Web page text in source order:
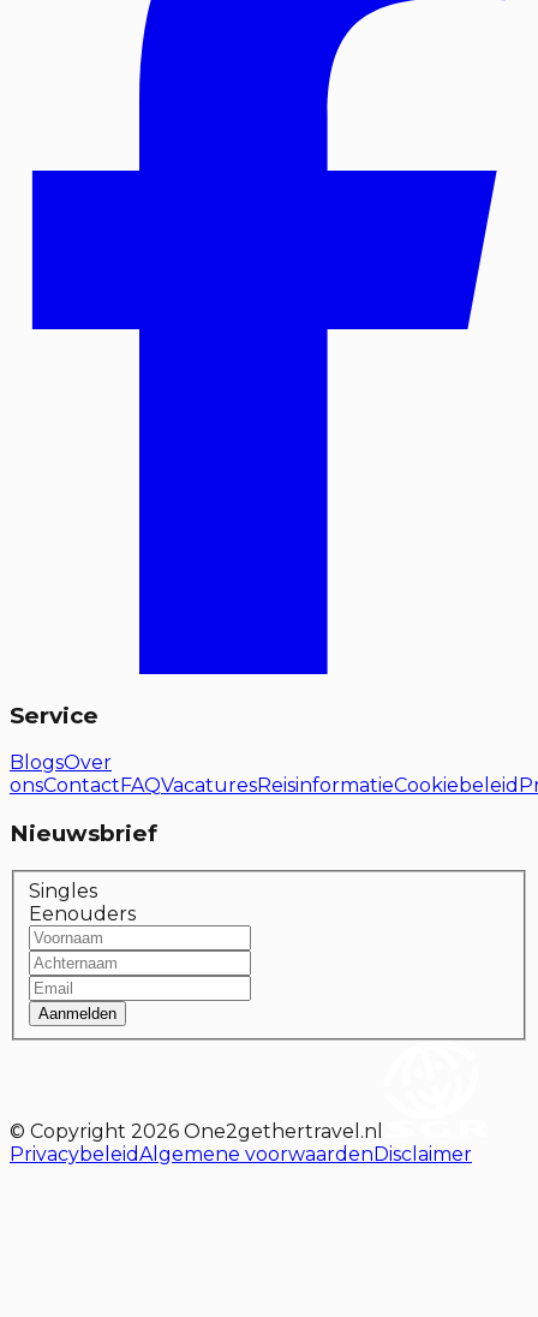
Service
BlogsOver
onsContact FAQVacaturesReisinformatieCookiebeleid
Nieuwsbrief
Singles
Eenouders
Aanmelden
© Copyright 2026 One2gethertravel.nl
PrivacybeleidAlgemene voorwaardenDisclaimer